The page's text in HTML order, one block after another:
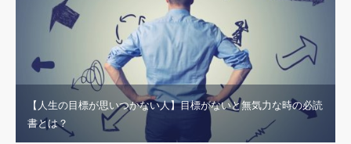
【人生の目標が思いつかない人】目標がないと無気力な時の必読
書とは？